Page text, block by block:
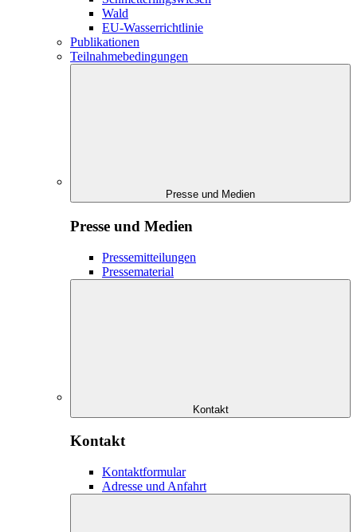
Wald
EU-Wasserrichtlinie
Publikationen
Teilnahmebedingungen
Presse und Medien
Presse und Medien
Pressemitteilungen
Pressematerial
Kontakt
Kontakt
Kontaktformular
Adresse und Anfahrt